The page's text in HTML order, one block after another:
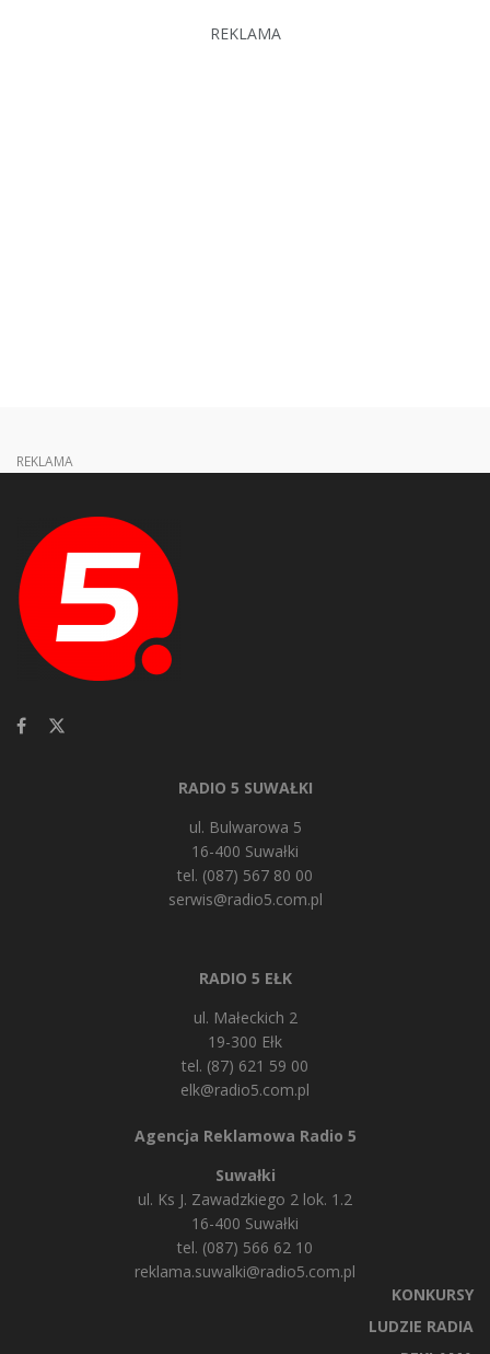
REKLAMA
REKLAMA
RADIO 5 SUWAŁKI
ul. Bulwarowa 5
16-400 Suwałki
tel. (087) 567 80 00
serwis@radio5.com.pl
RADIO 5 EŁK
ul. Małeckich 2
19-300 Ełk
tel. (87) 621 59 00
elk@radio5.com.pl
Agencja Reklamowa Radio 5
Suwałki
ul. Ks J. Zawadzkiego 2 lok. 1.2
16-400 Suwałki
tel. (087) 566 62 10
reklama.suwalki@radio5.com.pl
KONKURSY
LUDZIE RADIA